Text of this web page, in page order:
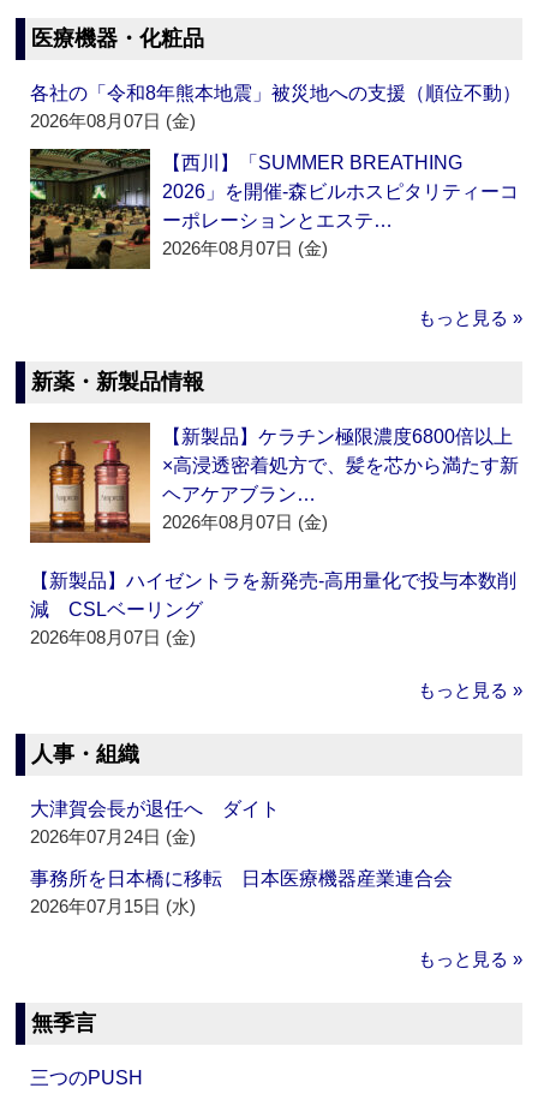
医療機器・化粧品
各社の「令和8年熊本地震」被災地への支援（順位不動）
2026年08月07日 (金)
【西川】「SUMMER BREATHING
2026」を開催‐森ビルホスピタリティーコ
ーポレーションとエステ…
2026年08月07日 (金)
もっと見る »
新薬・新製品情報
【新製品】ケラチン極限濃度6800倍以上
×高浸透密着処方で、髪を芯から満たす新
ヘアケアブラン…
2026年08月07日 (金)
【新製品】ハイゼントラを新発売‐高用量化で投与本数削
減 CSLベーリング
2026年08月07日 (金)
もっと見る »
人事・組織
大津賀会長が退任へ ダイト
2026年07月24日 (金)
事務所を日本橋に移転 日本医療機器産業連合会
2026年07月15日 (水)
もっと見る »
無季言
三つのPUSH